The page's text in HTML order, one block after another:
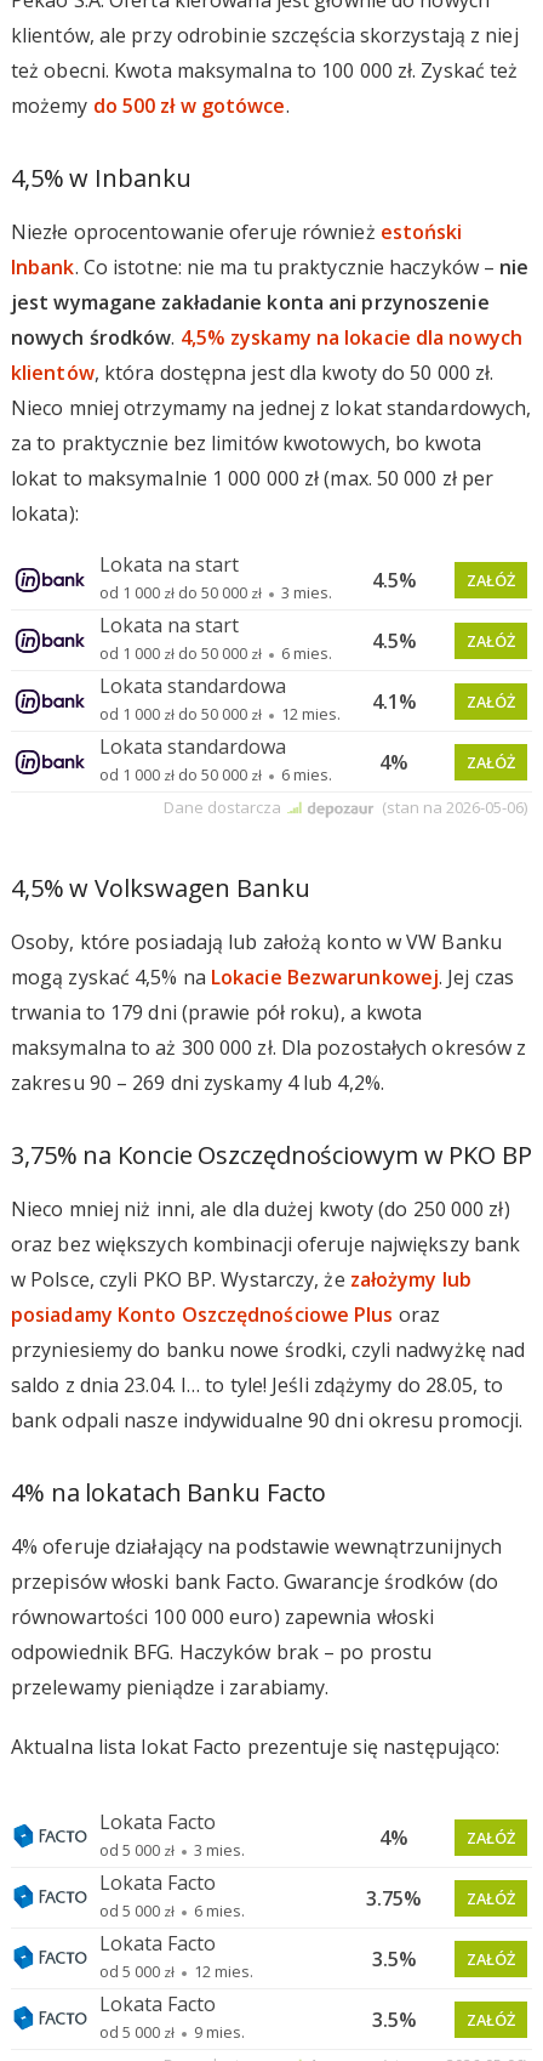
klientów, ale przy odrobinie szczęścia skorzystają z niej
też obecni. Kwota maksymalna to 100 000 zł. Zyskać też
możemy do 500 zł w gotówce.
4,5% w Inbanku
Niezłe oprocentowanie oferuje również estoński
Inbank. Co istotne: nie ma tu praktycznie haczyków – nie
jest wymagane zakładanie konta ani przynoszenie
nowych środków. 4,5% zyskamy na lokacie dla nowych
klientów, która dostępna jest dla kwoty do 50 000 zł.
Nieco mniej otrzymamy na jednej z lokat standardowych,
za to praktycznie bez limitów kwotowych, bo kwota
lokat to maksymalnie 1 000 000 zł (max. 50 000 zł per
lokata):
4,5% w Volkswagen Banku
Osoby, które posiadają lub założą konto w VW Banku
mogą zyskać 4,5% na Lokacie Bezwarunkowej. Jej czas
trwania to 179 dni (prawie pół roku), a kwota
maksymalna to aż 300 000 zł. Dla pozostałych okresów z
zakresu 90 – 269 dni zyskamy 4 lub 4,2%.
3,75% na Koncie Oszczędnościowym w PKO BP
Nieco mniej niż inni, ale dla dużej kwoty (do 250 000 zł)
oraz bez większych kombinacji oferuje największy bank
w Polsce, czyli PKO BP. Wystarczy, że założymy lub
posiadamy Konto Oszczędnościowe Plus oraz
przyniesiemy do banku nowe środki, czyli nadwyżkę nad
saldo z dnia 23.04. I… to tyle! Jeśli zdążymy do 28.05, to
bank odpali nasze indywidualne 90 dni okresu promocji.
4% na lokatach Banku Facto
4% oferuje działający na podstawie wewnątrzunijnych
przepisów włoski bank Facto. Gwarancje środków (do
równowartości 100 000 euro) zapewnia włoski
odpowiednik BFG. Haczyków brak – po prostu
przelewamy pieniądze i zarabiamy.
Aktualna lista lokat Facto prezentuje się następująco: